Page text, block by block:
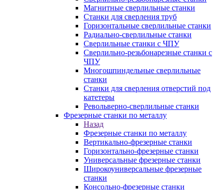
Магнитные сверлильные станки
Станки для сверления труб
Горизонтальные сверлильные станки
Радиально-сверлильные станки
Сверлильные станки с ЧПУ
Сверлильно-резьбонарезные станки с
ЧПУ
Многошпиндельные сверлильные
станки
Станки для сверления отверстий под
катетеры
Револьверно-сверлильные станки
Фрезерные станки по металлу
Назад
Фрезерные станки по металлу
Вертикально-фрезерные станки
Горизонтально-фрезерные станки
Универсальные фрезерные станки
Широкоуниверсальные фрезерные
станки
Консольно-фрезерные станки